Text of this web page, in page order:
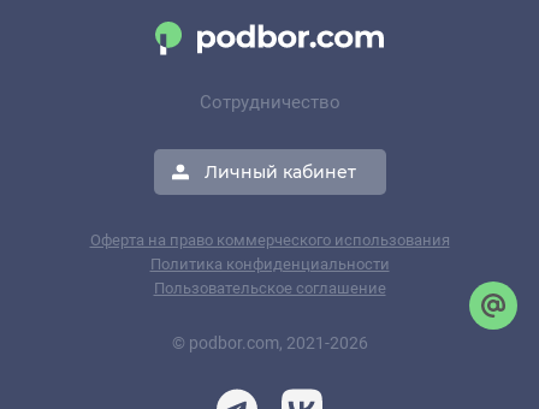
Сотрудничество
Личный кабинет
Оферта на право коммерческого использования
Политика конфиденциальности
Пользовательское соглашение
© podbor.com, 2021-2026